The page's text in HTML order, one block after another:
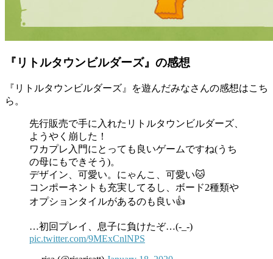
『リトルタウンビルダーズ』の感想
『リトルタウンビルダーズ』を遊んだみなさんの感想はこち
ら。
先行販売で手に入れたリトルタウンビルダーズ、
ようやく崩した！
ワカプレ入門にとっても良いゲームですね(うち
の母にもできそう)。
デザイン、可愛い。にゃんこ、可愛い🐱
コンポーネントも充実してるし、ボード2種類や
オプションタイルがあるのも良い👍
…初回プレイ、息子に負けたぞ…(-_-)
pic.twitter.com/9MExCnlNPS